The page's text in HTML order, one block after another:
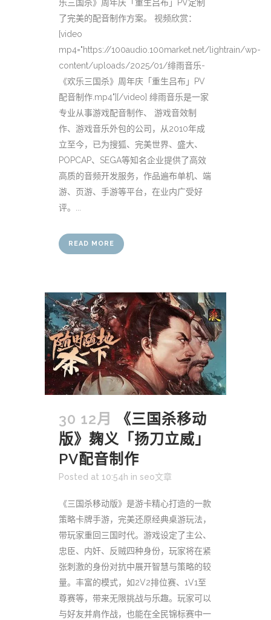
乐三国杀》周年庆「重生吕布」PV定制
了完美的配音制作方案。 视频欣赏：
[video
mp4="https://100audio.100market.net/lightrain/wp-
content/uploads/2025/01/绯雨音乐-
《欢乐三国杀》周年庆「重生吕布」PV
配音制作.mp4"][/video] 绯雨音乐是一家
专业从事游戏配音制作、 游戏音效制
作、游戏音乐外包的公司，从2010年成
立至今，已为搜狐、完美世界、盛大、
POPCAP、SEGA等知名企业提供了高效
高质的音频开发服务，作品遍布单机、端
游、页游、手游等平台，在业内广受好
评。...
READ MORE
30 12月
《三国杀移动
版》麹义「扬刀立威」
PV配音制作
Posted at 10:54h in seo文章
《三国杀移动版》是游卡精心打造的一款
策略卡牌手游，完美还原经典桌游玩法，
带玩家重回三国时代。游戏设定了主公、
忠臣、内奸、反贼四种身份，玩家将在紧
张刺激的身份对抗中展开智慧与策略的较
量。丰富的模式，如2V2排位赛、1V1至
尊赛等，带来无限挑战与乐趣。玩家可以
与好友并肩作战，也能在全民锦标赛中一